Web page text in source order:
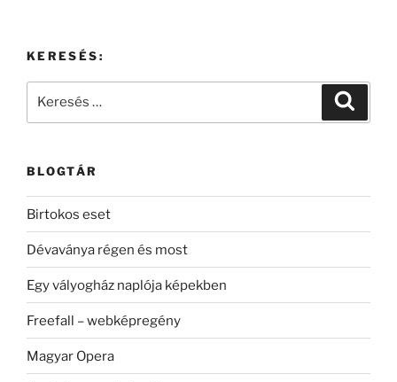
KERESÉS:
BLOGTÁR
Birtokos eset
Dévaványa régen és most
Egy vályogház naplója képekben
Freefall – webképregény
Magyar Opera